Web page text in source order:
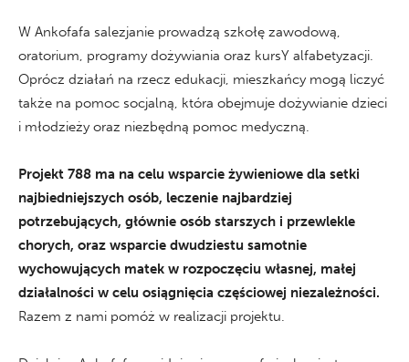
W Ankofafa salezjanie prowadzą szkołę zawodową,
oratorium, programy dożywiania oraz kursY alfabetyzacji.
Oprócz działań na rzecz edukacji, mieszkańcy mogą liczyć
także na pomoc socjalną, która obejmuje dożywianie dzieci
i młodzieży oraz niezbędną pomoc medyczną.
Projekt 788 ma na celu wsparcie żywieniowe dla setki
najbiedniejszych osób, leczenie najbardziej
potrzebujących, głównie osób starszych i przewlekle
chorych, oraz wsparcie dwudziestu samotnie
wychowujących matek w rozpoczęciu własnej, małej
działalności w celu osiągnięcia częściowej niezależności.
Razem z nami pomóż w realizacji projektu.